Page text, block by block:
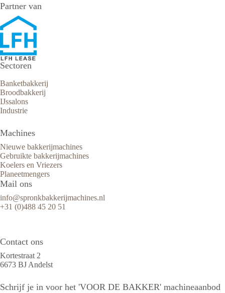
Partner van
Sectoren
Banketbakkerij
Broodbakkerij
IJssalons
Industrie
Machines
Nieuwe bakkerijmachines
Gebruikte bakkerijmachines
Koelers en Vriezers
Planeetmengers
Mail ons
info@spronkbakkerijmachines.nl
+31 (0)488 45 20 51
Contact ons
Kortestraat 2
6673 BJ Andelst
Schrijf je in voor het 'VOOR DE BAKKER' machineaanbod